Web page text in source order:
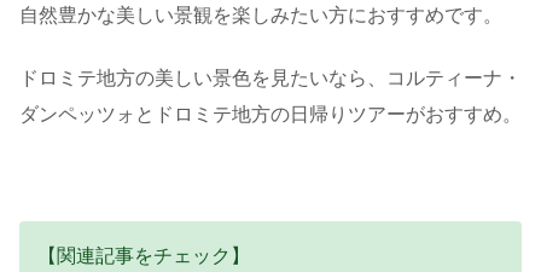
自然豊かな美しい景観を楽しみたい方におすすめです。
ドロミテ地方の美しい景色を見たいなら、コルティーナ・
ダンペッツォとドロミテ地方の日帰りツアーがおすすめ。
【関連記事をチェック】